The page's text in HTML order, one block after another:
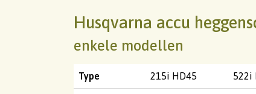
Husqvarna accu
enkele modellen
Type 215i HD45 522i